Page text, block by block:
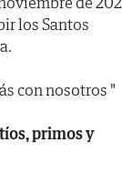
los Santos
con nosotros "
primos y